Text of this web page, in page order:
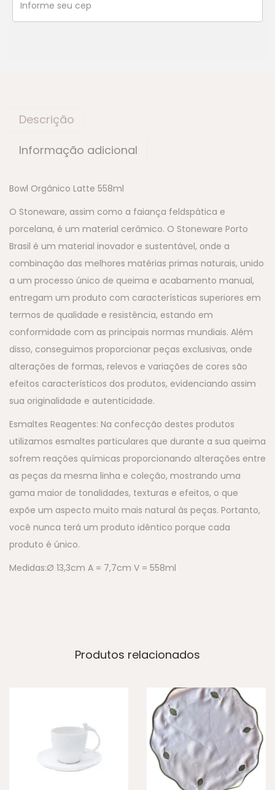
Descrição
Informação adicional
Bowl Orgânico Latte 558ml
O Stoneware, assim como a faiança feldspática e
porcelana, é um material cerâmico. O Stoneware Porto
Brasil é um material inovador e sustentável, onde a
combinação das melhores matérias primas naturais, unido
a um processo único de queima e acabamento manual,
entregam um produto com características superiores em
termos de qualidade e resistência, estando em
conformidade com as principais normas mundiais. Além
disso, conseguimos proporcionar peças exclusivas, onde
alterações de formas, relevos e variações de cores são
efeitos característicos dos produtos, evidenciando assim
sua originalidade e autenticidade.
Esmaltes Reagentes: Na confecção destes produtos
utilizamos esmaltes particulares que durante a sua queima
sofrem reações químicas proporcionando alterações entre
as peças da mesma linha e coleção, mostrando uma
gama maior de tonalidades, texturas e efeitos, o que
expõe um aspecto muito mais natural às peças. Portanto,
você nunca terá um produto idêntico porque cada
produto é único.
Medidas:Ø 13,3cm A = 7,7cm V = 558ml
Produtos relacionados